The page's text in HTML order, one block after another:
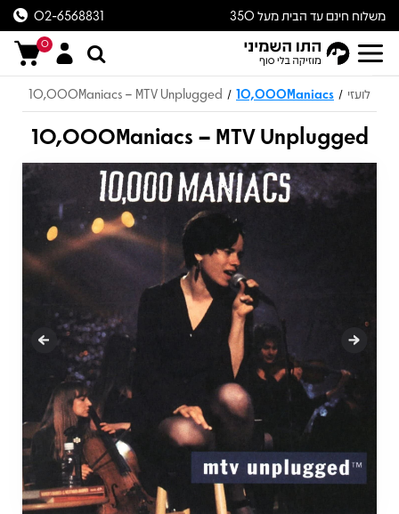
משלוח חינם עד הבית מעל 350
ש״ח
02-6568831
0
לועזי /
10,000Maniacs
/
10,000Maniacs – MTV Unplugged
10,000Maniacs – MTV Unplugged